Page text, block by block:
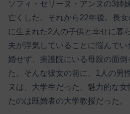
ソフィ・セリーヌ・アンヌの3姉
亡くした。それから22年後。長
に生まれた2人の子供と幸せに暮
夫が浮気していることに悩んで
婚せず、擁護院にいる母親の面
た。そんな彼女の前に、1人の男
ヌは、大学生だった。魅力的な
たのは既婚者の大学教授だった。